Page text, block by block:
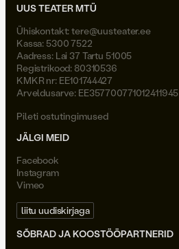
UUS TEATER MTÜ
Ühiskontakt:tere@uusteater.ee
Kassa: 5300 7522
Aadress: Lai 37 Tartu 51005
Registrikood: 80310536
KMKR nr: EE101744427
Arveldusarve: EE357700771012411945
Pileti ostutingimused
JÄLGI MEID
Facebook
Instagram
Vimeo
liitu uudiskirjaga
SÕBRAD JA KOOSTÖÖPARTNERID